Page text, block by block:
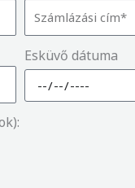
Esküvő dátuma